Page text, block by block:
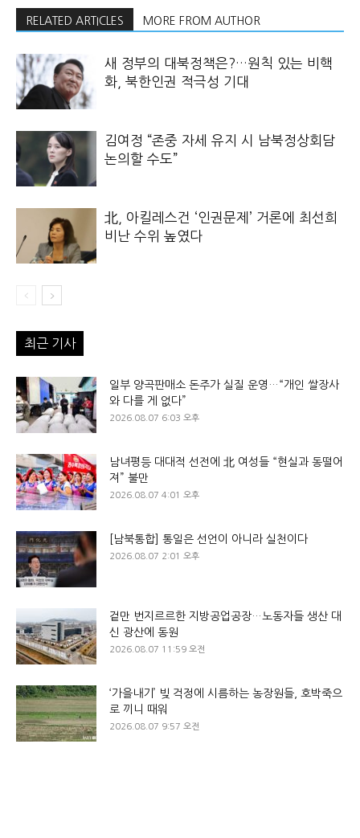
RELATED ARTICLES MORE FROM AUTHOR
새 정부의 대북정책은?…원칙 있는 비핵
화, 북한인권 적극성 기대
김여정 “존중 자세 유지 시 남북정상회담
논의할 수도”
北, 아킬레스건 ‘인권문제’ 거론에 최선희
비난 수위 높였다
최근 기사
일부 양곡판매소 돈주가 실질 운영…“개인 쌀장사
와 다를 게 없다”
2026.08.07 6:03 오후
남녀평등 대대적 선전에 北 여성들 “현실과 동떨어
져” 불만
2026.08.07 4:01 오후
[남북통합] 통일은 선언이 아니라 실천이다
2026.08.07 2:01 오후
겉만 번지르르한 지방공업공장…노동자들 생산 대
신 광산에 동원
2026.08.07 11:59 오전
‘가을내기’ 빚 걱정에 시름하는 농장원들, 호박죽으
로 끼니 때워
2026.08.07 9:57 오전